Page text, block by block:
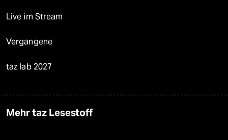
Live im Stream
Vergangene
taz lab 2027
Mehr taz Lesestoff